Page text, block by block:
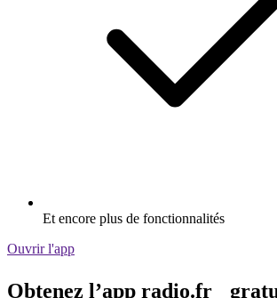
Et encore plus de fonctionnalités
Ouvrir l'app
Obtenez l’app radio.fr